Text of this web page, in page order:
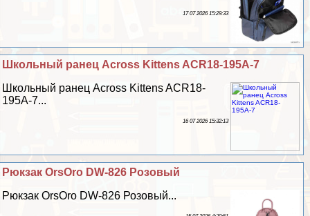
17 07 2026 15:29:33
Школьный ранец Across Kittens ACR18-195A-7
Школьный ранец Across Kittens ACR18-
195A-7...
16 07 2026 15:32:13
Рюкзак OrsOro DW-826 Розовый
Рюкзак OrsOro DW-826 Розовый...